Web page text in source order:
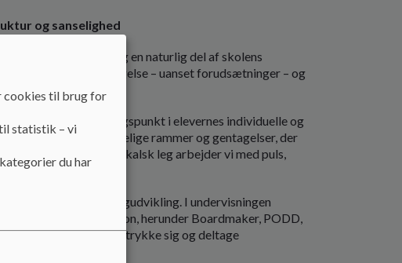
og sanselighed
redskab og en naturlig del af skolens
mulighed for deltagelse – uanset forudsætninger – og
med udgangspunkt i elevernes individuelle og
med tydelige rammer og gentagelser, der
bevægelse og musikalsk leg arbejder vi med puls,
og sprogudvikling. I undervisningen
kommunikation, herunder Boardmaker, PODD,
får mulighed for at udtrykke sig og deltage
cookies til brug for
statistik – vi
du har